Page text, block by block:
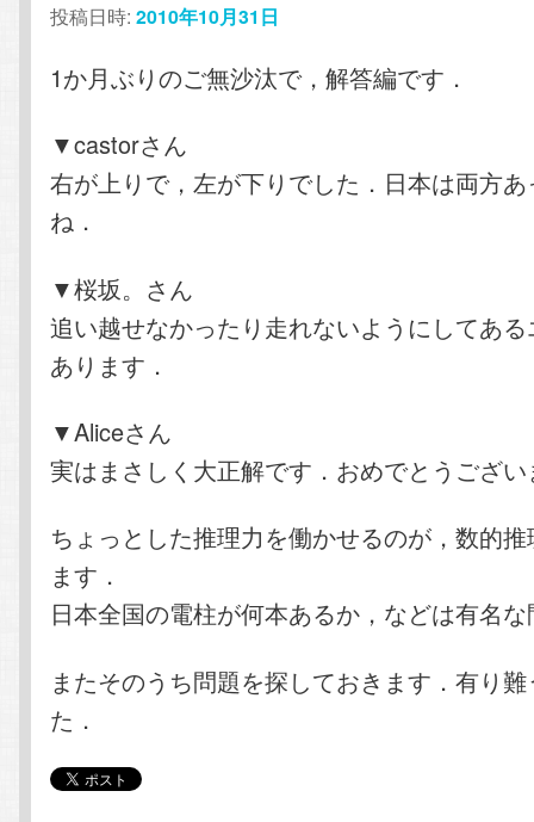
投稿日時:2010年10月31日
1か月ぶりのご無沙汰で，解答編です．
▼castorさん
右が上りで，左が下りでした．日本は両方
ね．
▼桜坂。さん
追い越せなかったり走れないようにしてあ
あります．
▼Aliceさん
実はまさしく大正解です．おめでとうござ
ちょっとした推理力を働かせるのが，数的
ます．
日本全国の電柱が何本あるか，などは有名
またそのうち問題を探しておきます．有り
た．